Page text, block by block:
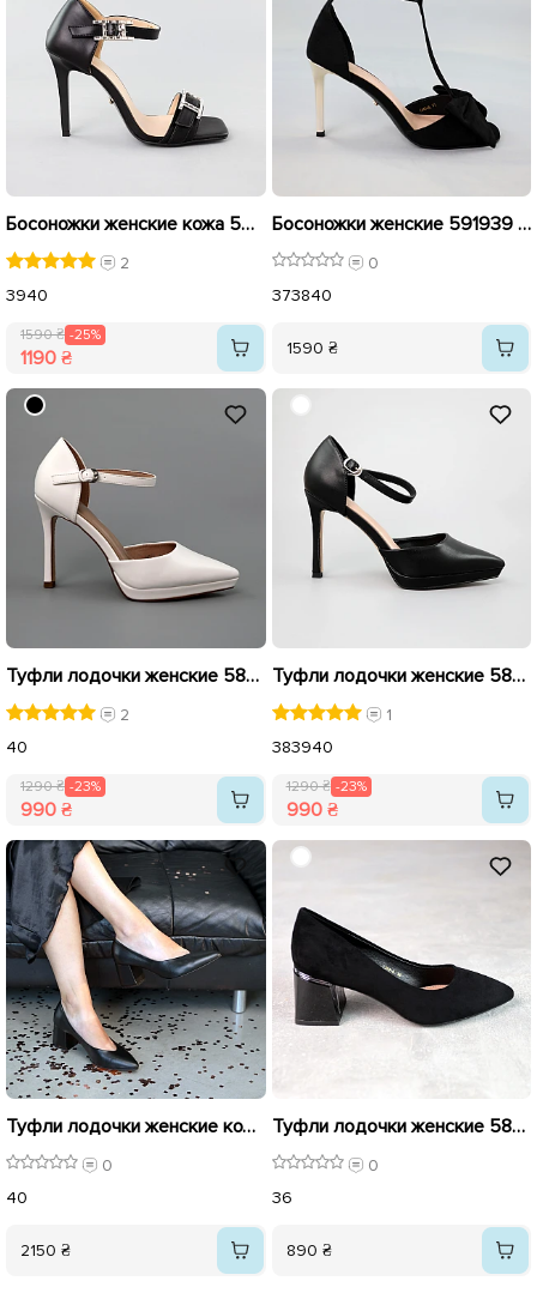
Босоножки женские кожа 592108 Черные распродажа
2
3940
1590 ₴ -25%
1190 ₴
Босоножки женские 591939 Черные
0
373840
1590 ₴
Туфли лодочки женские 589908 Белые распродажа
2
40
1290 ₴ -23%
990 ₴
Туфли лодочки женские 589909 Черные распродажа
1
383940
1290 ₴ -23%
990 ₴
Туфли лодочки женские кожаные 586635 Черные
0
40
2150 ₴
Туфли лодочки женские 588219 Черные
0
36
890 ₴